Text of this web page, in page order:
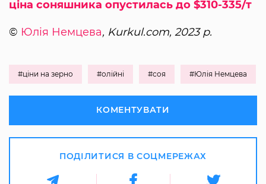
ціна соняшника опустилась до $310-335/т
© Юлія Немцева, Kurkul.com, 2023 р.
#ціни на зерно #олійні #соя #Юлія Немцева
КОМЕНТУВАТИ
ПОДІЛИТИСЯ В СОЦМЕРЕЖАХ